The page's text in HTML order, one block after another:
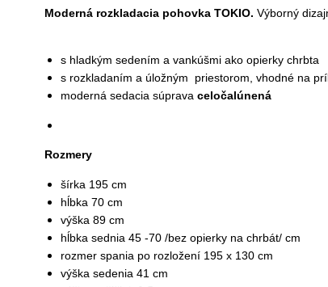
Moderná rozkladacia pohovka TOKIO. Výborný
s hladkým sedením a vankúšmi ako opierky chrbta
s rozkladaním a úložným priestorom, vhodné na
moderná sedacia súprava celočalúnená
Rozmery
šírka 195 cm
hĺbka 70 cm
výška 89 cm
hĺbka sednia 45 -70 /bez opierky na chrbát/ cm
rozmer spania po rozložení 195 x 130 cm
výška sedenia 41 cm